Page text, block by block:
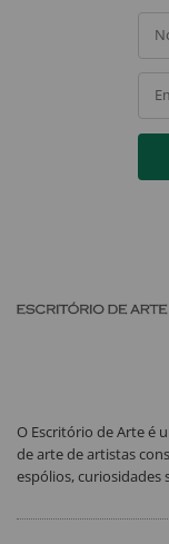
O Escritório de Arte é
de arte de artistas
espólios, curiosidades